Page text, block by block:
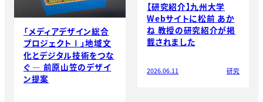
「メディアデザイン総合
プロジェクトⅠ」地域文
化とデジタル技術をつな
ぐ ― 前原山笠のデザイ
ン提案
【研究紹介】九州大学
Webサイトに松前 あか
ね 教授の研究紹介が掲
載されました
2026.06.11 研究